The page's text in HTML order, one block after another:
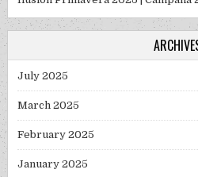
July 2025
March 2025
February 2025
January 2025